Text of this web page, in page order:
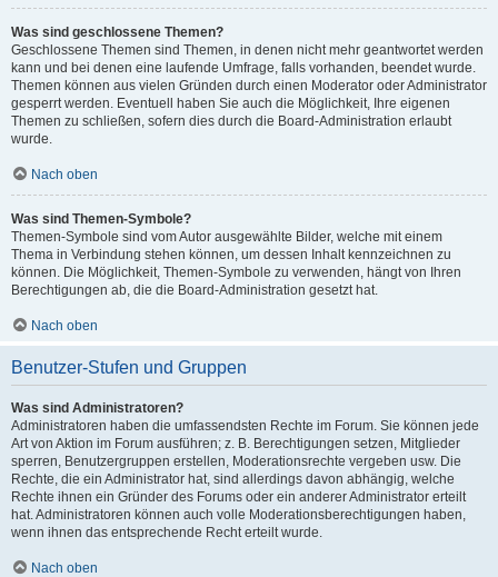
Was sind geschlossene Themen?
Geschlossene Themen sind Themen, in denen nicht mehr geantwortet werden
kann und bei denen eine laufende Umfrage, falls vorhanden, beendet wurde.
Themen können aus vielen Gründen durch einen Moderator oder Administrator
gesperrt werden. Eventuell haben Sie auch die Möglichkeit, Ihre eigenen
Themen zu schließen, sofern dies durch die Board-Administration erlaubt
wurde.
Nach oben
Was sind Themen-Symbole?
Themen-Symbole sind vom Autor ausgewählte Bilder, welche mit einem
Thema in Verbindung stehen können, um dessen Inhalt kennzeichnen zu
können. Die Möglichkeit, Themen-Symbole zu verwenden, hängt von Ihren
Berechtigungen ab, die die Board-Administration gesetzt hat.
Nach oben
Benutzer-Stufen und Gruppen
Was sind Administratoren?
Administratoren haben die umfassendsten Rechte im Forum. Sie können jede
Art von Aktion im Forum ausführen; z. B. Berechtigungen setzen, Mitglieder
sperren, Benutzergruppen erstellen, Moderationsrechte vergeben usw. Die
Rechte, die ein Administrator hat, sind allerdings davon abhängig, welche
Rechte ihnen ein Gründer des Forums oder ein anderer Administrator erteilt
hat. Administratoren können auch volle Moderationsberechtigungen haben,
wenn ihnen das entsprechende Recht erteilt wurde.
Nach oben